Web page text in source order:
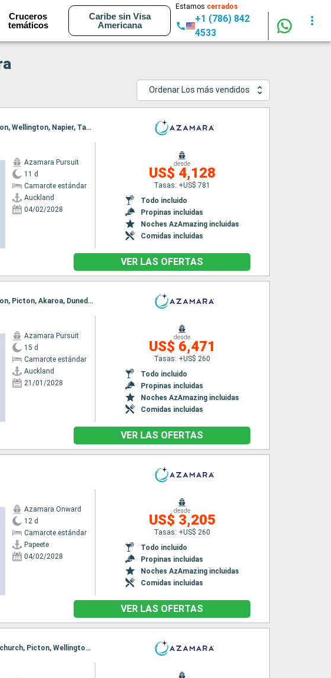
Cruceros
temáticos
Caribe sin Visa
Americana
Estamos cerrados
+1 (786) 842
4533
Ordenar Los más vendidos
Itinerario : Auckland, Bay of Island, Isla de Norfolk, New Plymouth, Nelson, Wellington, Napier, Tauranga, Auckland
Azamara Pursuit
11 d
Camarote estándar
Auckland
04/02/2028
desde
US$ 4,128
Tasas: +US$ 781
Todo incluido
Propinas incluidas
Noches AzAmazing incluidas
Comidas incluidas
VER LAS OFERTAS
Itinerario : Auckland, Bay of Island, Isla de Norfolk, New Plymouth, Nelson, Picton, Akaroa, Dunedin, Kaikoura, Napier, Auckland
Azamara Pursuit
15 d
Camarote estándar
Auckland
21/01/2028
desde
US$ 6,471
Tasas: +US$ 260
Todo incluido
Propinas incluidas
Noches AzAmazing incluidas
Comidas incluidas
VER LAS OFERTAS
Azamara Onward
12 d
Camarote estándar
Papeete
04/02/2028
desde
US$ 3,205
Tasas: +US$ 260
Todo incluido
Propinas incluidas
Noches AzAmazing incluidas
Comidas incluidas
VER LAS OFERTAS
Itinerario : Sidney, Eden, Hobart, Milford sound, Dunedin, Timaru, Christchurch, Picton, Wellington, Napier, Gisborne, Tauranga, Auckland